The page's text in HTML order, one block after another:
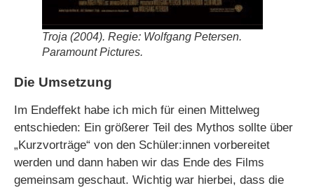
Troja (2004). Regie: Wolfgang Petersen.
Paramount Pictures.
Die Umsetzung
Im Endeffekt habe ich mich für einen Mittelweg
entschieden: Ein größerer Teil des Mythos sollte über
„Kurzvorträge“ von den Schüler:innen vorbereitet
werden und dann haben wir das Ende des Films
gemeinsam geschaut. Wichtig war hierbei, dass die